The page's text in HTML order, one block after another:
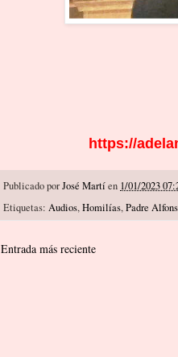
https://
Publicado porJosé Martíen 1/01/2023
Etiquetas: Audios,Homilías,Padre
Entrada más reciente